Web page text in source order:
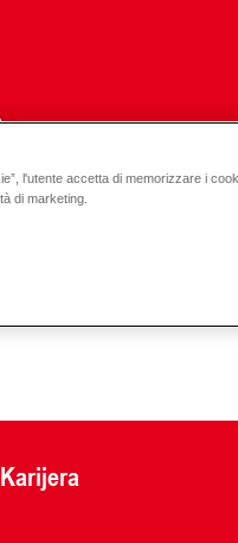
Karijera
l'utente accetta di memorizzare i
di marketing.